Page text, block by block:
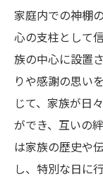
家庭内での神棚
心の支柱として
族の中心に設置
りや感謝の思い
じて、家族が日
ができ、互いの
は家族の歴史や
し、特別な日に